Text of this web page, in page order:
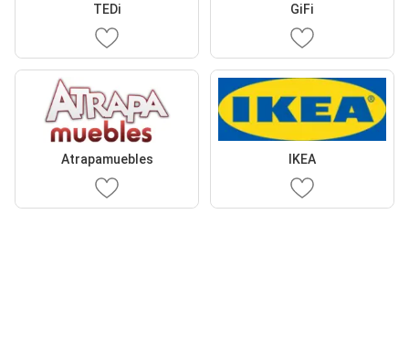
TEDi GiFi
Atrapamuebles IKEA